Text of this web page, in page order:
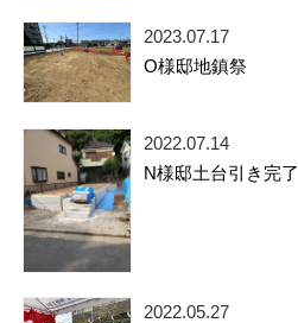
2023.07.17
O様邸地鎮祭
2022.07.14
N様邸土台引き完了
2022.05.27